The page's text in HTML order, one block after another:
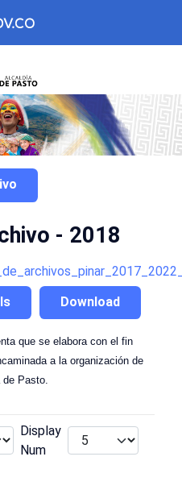
- 2018
Download
que se elabora con el fin
a la organización de
de Pasto.
Display
Num